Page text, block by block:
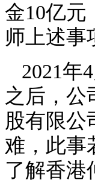
金10亿
师上述事
2021年
之后，公
股有限公
难，此事
了解香港